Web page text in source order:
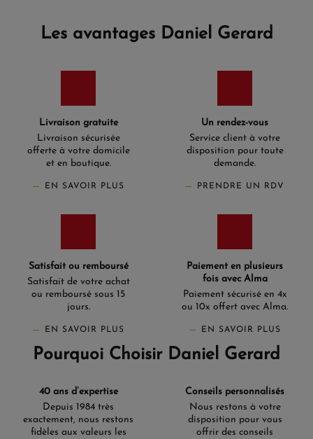
Les avantages Daniel Gerard
Livraison gratuite
Livraison sécurisée
offerte à votre domicile
et en boutique.
EN SAVOIR PLUS
Un rendez-vous
Service client à votre
disposition pour toute
demande.
PRENDRE UN RDV
Satisfait ou remboursé
Satisfait de votre achat
ou remboursé sous 15
jours.
EN SAVOIR PLUS
Paiement en plusieurs
fois avec Alma
Paiement sécurisé en 4x
ou 10x offert avec Alma.
EN SAVOIR PLUS
Pourquoi Choisir Daniel Gerard
40 ans d’expertise
Depuis 1984 très
exactement, nous restons
fidèles aux valeurs les
Conseils personnalisés
Nous restons à votre
disposition pour vous
offrir des conseils